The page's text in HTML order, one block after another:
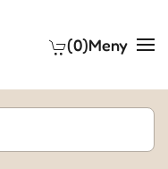
(0)Meny